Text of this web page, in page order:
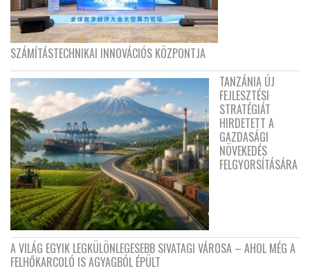
SZÁMÍTÁSTECHNIKAI INNOVÁCIÓS KÖZPONTJA
TANZÁNIA ÚJ
FEJLESZTÉSI
STRATÉGIÁT
HIRDETETT A
GAZDASÁGI
NÖVEKEDÉS
FELGYORSÍTÁSÁRA
A VILÁG EGYIK LEGKÜLÖNLEGESEBB SIVATAGI VÁROSA – AHOL MÉG A
FELHŐKARCOLÓ IS AGYAGBÓL ÉPÜLT